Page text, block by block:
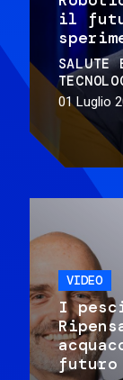
il
SALUTE
01 Luglio
VIDEO
I
futuro